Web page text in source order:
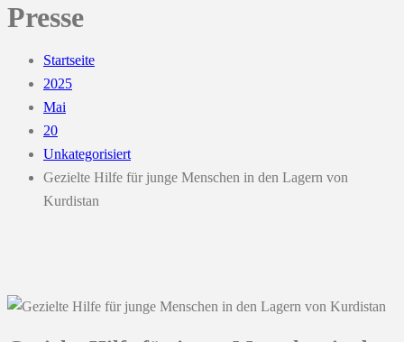
Presse
Startseite
2025
Mai
20
Unkategorisiert
Gezielte Hilfe für junge Menschen in den Lagern von
Kurdistan